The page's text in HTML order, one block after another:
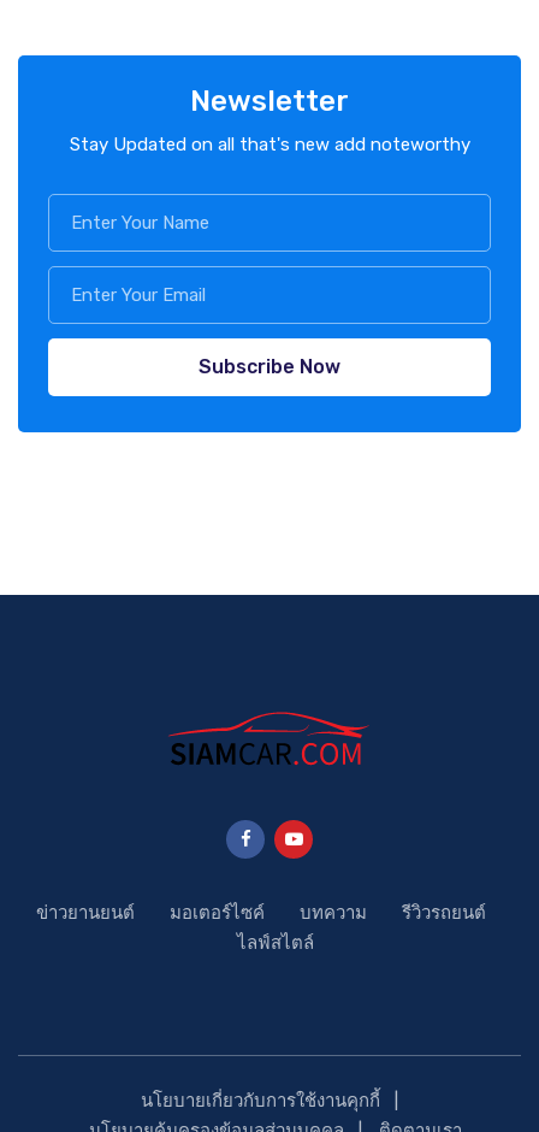
Newsletter
Stay Updated on all that's new add noteworthy
Subscribe Now
ข่าวยานยนต์ มอเตอร์ไซค์ บทความ
รีวิวรถยนต์
ไลฟ์สไตล์
นโยบายเกี่ยวกับการใช้งานคุกกี้